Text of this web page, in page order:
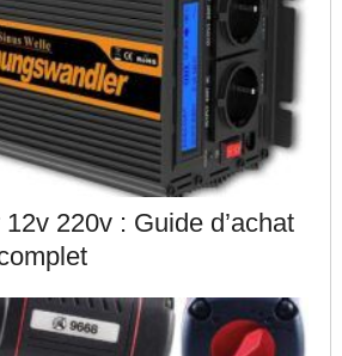
220v : Guide d’achat